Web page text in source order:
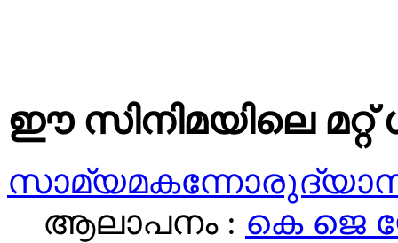
ഈ സിനിമയിലെ
ആലാപനം : കെ ജെ